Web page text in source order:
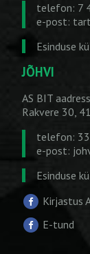
telefon: 7
e-post:
Esinduse
JÕHVI
AS BIT
Rakvere 30,
telefon:
e-post:
Esinduse
Kirjastus
E-tund